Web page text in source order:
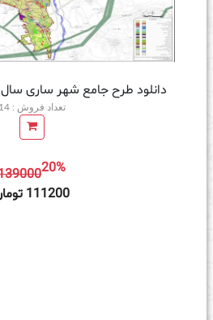
دانلود طرح جامع شهر ساری سال 94 + آلبوم نقشه ها
تعداد فروش : 14
13900020%
111200 تومان